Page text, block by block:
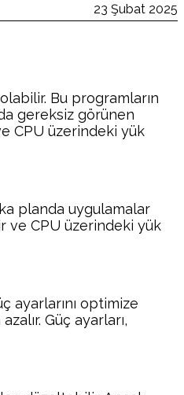
23 Şubat 2025
Bu programların
gereksiz görünen
CPU üzerindeki yük
planda uygulamalar
ve CPU üzerindeki yük
ayarlarını optimize
Güç ayarları,